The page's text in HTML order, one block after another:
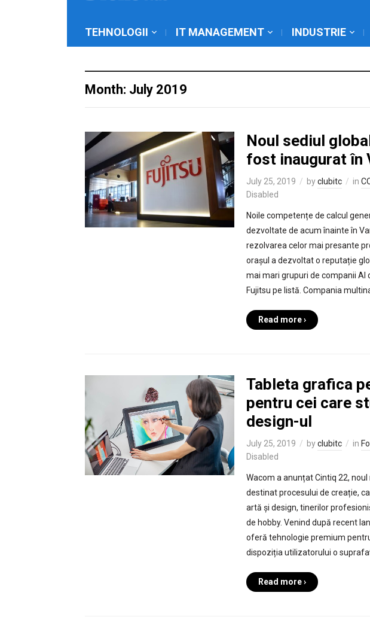
TEHNOLOGII IT MANAGEMENT INDUSTRIE
Month: July 2019
Noul sediul
fost inaugurat în
July 25, 2019 byclubitc in
Disabled
Noile competențe de calcul
dezvoltate de acum înainte în
rezolvarea celor mai presante
orașul a dezvoltat o reputație
mai mari grupuri de companii AI
Fujitsu pe listă. Compania
Read more ›
Tableta grafica
pentru cei care
design-ul
July 25, 2019 byclubitc in
Disabled
Wacom a anunțat Cintiq 22,
destinat procesului de creație,
artă și design, tinerilor
de hobby. Venind după recent
oferă tehnologie premium
dispoziția utilizatorului o
Read more ›